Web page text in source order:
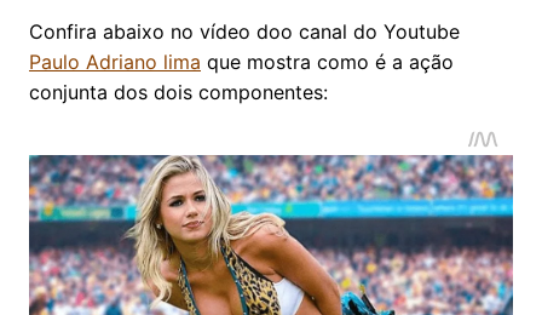
Confira abaixo no vídeo doo canal do Youtube
Paulo Adriano lima que mostra como é a ação
conjunta dos dois componentes: